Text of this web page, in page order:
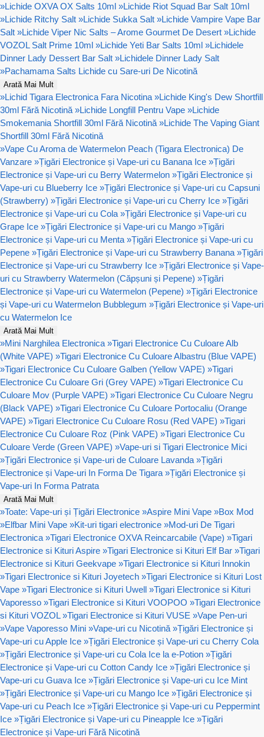
»Lichide OXVA OX Salts 10ml »Lichide Riot Squad Bar Salt 10ml
»Lichide Ritchy Salt »Lichide Sukka Salt »Lichide Vampire Vape Bar
Salt »Lichide Viper Nic Salts – Arome Gourmet De Desert »Lichide
VOZOL Salt Prime 10ml »Lichide Yeti Bar Salts 10ml »Lichidele
Dinner Lady Dessert Bar Salt »Lichidele Dinner Lady Salt
»Pachamama Salts Lichide cu Sare-uri De Nicotină
Arată Mai Mult
»Lichid Tigara Electronica Fara Nicotina »Lichide King's Dew Shortfill
30ml Fără Nicotină »Lichide Longfill Pentru Vape »Lichide
Smokemania Shortfill 30ml Fără Nicotină »Lichide The Vaping Giant
Shortfill 30ml Fără Nicotină
»Vape Cu Aroma de Watermelon Peach (Tigara Electronica) De
Vanzare »Țigări Electronice și Vape-uri cu Banana Ice »Țigări
Electronice și Vape-uri cu Berry Watermelon »Țigări Electronice și
Vape-uri cu Blueberry Ice »Țigări Electronice și Vape-uri cu Capsuni
(Strawberry) »Țigări Electronice și Vape-uri cu Cherry Ice »Țigări
Electronice și Vape-uri cu Cola »Țigări Electronice și Vape-uri cu
Grape Ice »Țigări Electronice și Vape-uri cu Mango »Țigări
Electronice și Vape-uri cu Menta »Țigări Electronice și Vape-uri cu
Pepene »Țigări Electronice și Vape-uri cu Strawberry Banana »Țigări
Electronice și Vape-uri cu Strawberry Ice »Țigări Electronice și Vape-
uri cu Strawberry Watermelon (Căpșuni și Pepene) »Țigări
Electronice și Vape-uri cu Watermelon (Pepene) »Țigări Electronice
și Vape-uri cu Watermelon Bubblegum »Țigări Electronice și Vape-uri
cu Watermelon Ice
Arată Mai Mult
»Mini Narghilea Electronica »Tigari Electronice Cu Culoare Alb
(White VAPE) »Tigari Electronice Cu Culoare Albastru (Blue VAPE)
»Tigari Electronice Cu Culoare Galben (Yellow VAPE) »Tigari
Electronice Cu Culoare Gri (Grey VAPE) »Tigari Electronice Cu
Culoare Mov (Purple VAPE) »Tigari Electronice Cu Culoare Negru
(Black VAPE) »Tigari Electronice Cu Culoare Portocaliu (Orange
VAPE) »Tigari Electronice Cu Culoare Rosu (Red VAPE) »Tigari
Electronice Cu Culoare Roz (Pink VAPE) »Tigari Electronice Cu
Culoare Verde (Green VAPE) »Vape-uri si Tigari Electronice Mici
»Țigări Electronice și Vape-uri de Culoare Lavanda »Țigări
Electronice și Vape-uri In Forma De Tigara »Țigări Electronice și
Vape-uri In Forma Patrata
Arată Mai Mult
»Toate: Vape-uri și Țigări Electronice »Aspire Mini Vape »Box Mod
»Elfbar Mini Vape »Kit-uri tigari electronice »Mod-uri De Tigari
Electronica »Tigari Electronice OXVA Reincarcabile (Vape) »Tigari
Electronice si Kituri Aspire »Tigari Electronice si Kituri Elf Bar »Tigari
Electronice si Kituri Geekvape »Tigari Electronice si Kituri Innokin
»Tigari Electronice si Kituri Joyetech »Tigari Electronice si Kituri Lost
Vape »Tigari Electronice si Kituri Uwell »Tigari Electronice si Kituri
Vaporesso »Tigari Electronice si Kituri VOOPOO »Tigari Electronice
si Kituri VOZOL »Tigari Electronice si Kituri VUSE »Vape Pen-uri
»Vape Vaporesso Mini »Vape-uri cu Nicotină »Țigări Electronice și
Vape-uri cu Apple Ice »Țigări Electronice și Vape-uri cu Cherry Cola
»Țigări Electronice și Vape-uri cu Cola Ice la e-Potion »Țigări
Electronice și Vape-uri cu Cotton Candy Ice »Țigări Electronice și
Vape-uri cu Guava Ice »Țigări Electronice și Vape-uri cu Ice Mint
»Țigări Electronice și Vape-uri cu Mango Ice »Țigări Electronice și
Vape-uri cu Peach Ice »Țigări Electronice și Vape-uri cu Peppermint
Ice »Țigări Electronice și Vape-uri cu Pineapple Ice »Țigări
Electronice și Vape-uri Fără Nicotină